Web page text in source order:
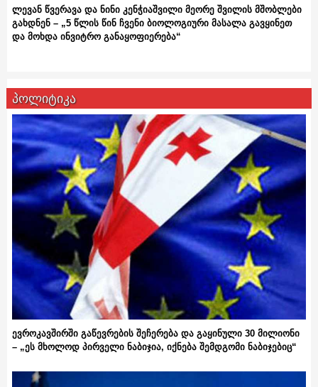
ლევან წვერავა და ნინი კენჭიაშვილი მეორე შვილის მშობლები
გახდნენ – „5 წლის წინ ჩვენი ბიოლოგიური მასალა გავყინეთ
და მოხდა ინვიტრო განაყოფიერება“
პოლიტიკა
ევროკავშირში გაწევრების შეჩერება და გაყინული 30 მილიონი
– „ეს მხოლოდ პირველი ნაბიჯია, იქნება შემდგომი ნაბიჯებიც“